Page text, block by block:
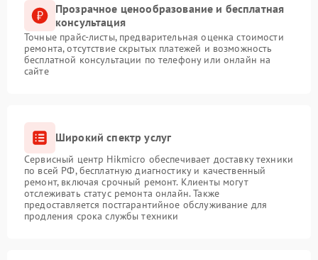
Прозрачное ценообразование и бесплатная
консультация
Точные прайс-листы, предварительная оценка стоимости
ремонта, отсутствие скрытых платежей и возможность
бесплатной консультации по телефону или онлайн на
сайте
Широкий спектр услуг
Сервисный центр Hikmicro обеспечивает доставку техники
по всей РФ, бесплатную диагностику и качественный
ремонт, включая срочный ремонт. Клиенты могут
отслеживать статус ремонта онлайн. Также
предоставляется постгарантийное обслуживание для
продления срока службы техники